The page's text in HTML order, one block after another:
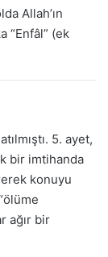
Allah’ın
“Enfâl” (ek
5. ayet,
bir imtihanda
konuyu
ağır bir